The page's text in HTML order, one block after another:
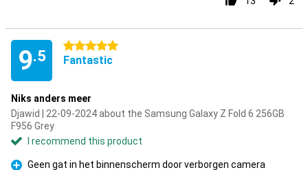
9.5
5 stars
Fantastic
Niks anders meer
Djawid | 22-09-2024 about the Samsung Galaxy Z Fold 6 256GB
F956 Grey
I recommend this product
Geen gat in het binnenscherm door verborgen camera